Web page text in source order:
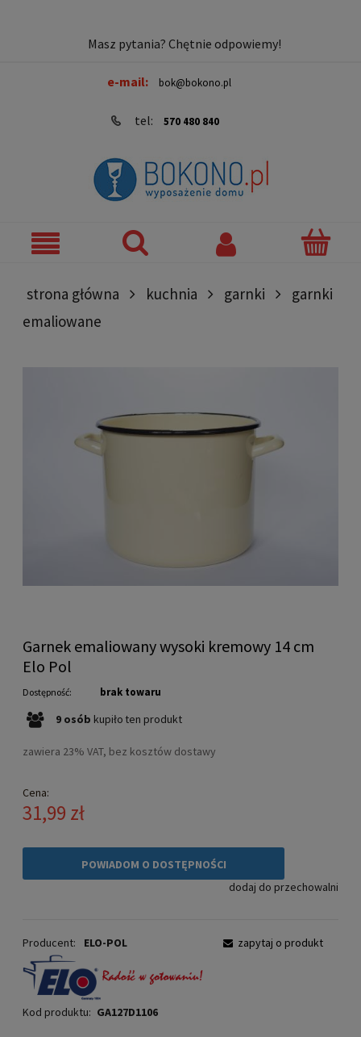
Masz pytania? Chętnie odpowiemy!
e-mail: bok@bokono.pl
tel: 570 480 840
strona główna kuchnia garnki
garnki
emaliowane
Garnek emaliowany wysoki kremowy 14 cm
Elo Pol
Dostępność: brak towaru
9 osób kupiło ten produkt
zawiera 23% VAT, bez kosztów dostawy
Cena:
31,99 zł
POWIADOM O DOSTĘPNOŚCI
dodaj do przechowalni
Producent: ELO-POL
Kod produktu: GA127D1106
zapytaj o produkt